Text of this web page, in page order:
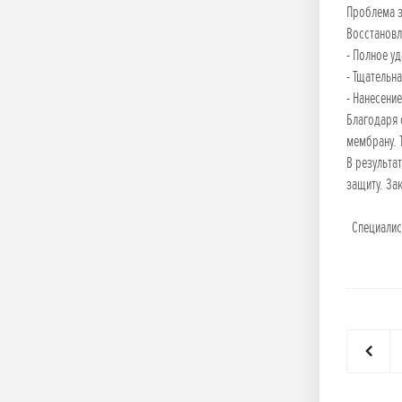
Проблема
- Полное
-
-
Благодаря
мембрану.
В
защиту.